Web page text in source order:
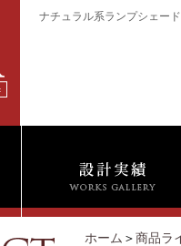
ナチュラル系ランプシェー
ホーム ＞ 商品ラ